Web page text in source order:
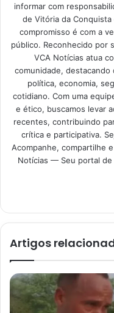
informar com
de Vitória da
compromisso é com a
público. Reconhecido por
VCA Notícias atua
comunidade,
política, economia,
cotidiano. Com uma
e ético, buscamos levar
recentes, contribuindo
crítica e participativa.
Acompanhe, compartilhe
Notícias — Seu portal de
Artigos